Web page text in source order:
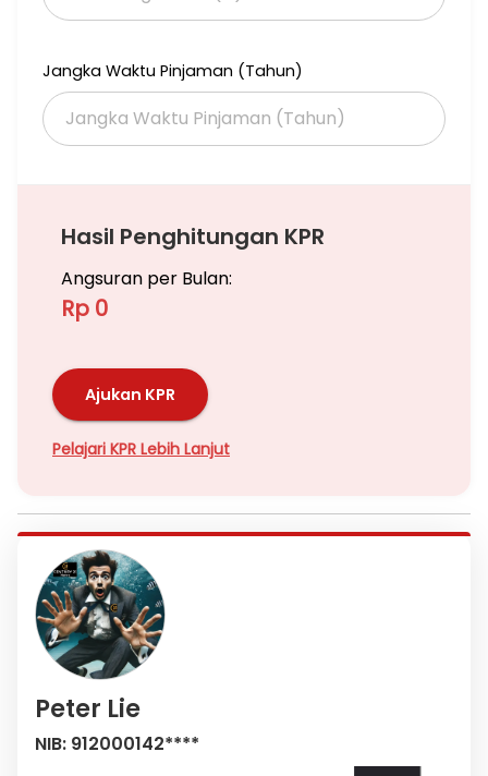
Jangka Waktu Pinjaman (Tahun)
Hasil Penghitungan KPR
Angsuran per Bulan:
Rp 0
Ajukan KPR
Pelajari KPR Lebih Lanjut
Peter Lie
NIB: 912000142****